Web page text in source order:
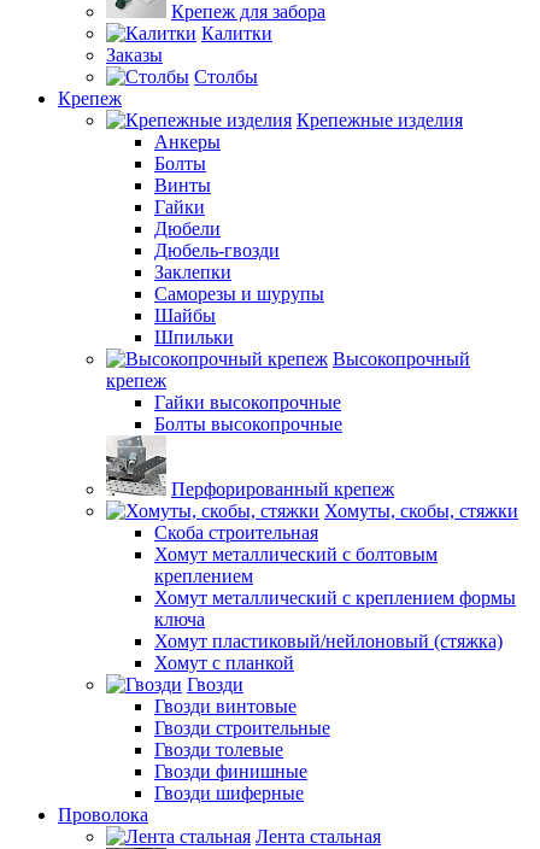
Крепеж для забора
Калитки
Заказы
Столбы
Крепеж
Крепежные изделия
Анкеры
Болты
Винты
Гайки
Дюбели
Дюбель-гвозди
Заклепки
Саморезы и шурупы
Шайбы
Шпильки
Высокопрочный
крепеж
Гайки высокопрочные
Болты высокопрочные
Перфорированный крепеж
Хомуты, скобы, стяжки
Скоба строительная
Хомут металлический с болтовым
креплением
Хомут металлический с креплением формы
ключа
Хомут пластиковый/нейлоновый (стяжка)
Хомут с планкой
Гвозди
Гвозди винтовые
Гвозди строительные
Гвозди толевые
Гвозди финишные
Гвозди шиферные
Проволока
Лента стальная